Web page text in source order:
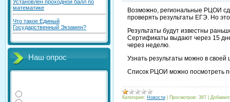
Установлен проходной балл по
математике
Что такое Единый
Государственный Экзамен?
Наш опрос
Возможно, региональные РЦОИ
проверять результаты ЕГЭ. Но
Результаты будут известны
Сертификаты выдают через 15
через неделю.
Узнать результаты можно в своей
Список РЦОИ можно посмотреть
Категория: Новости Просмотров: 387 Добавил: